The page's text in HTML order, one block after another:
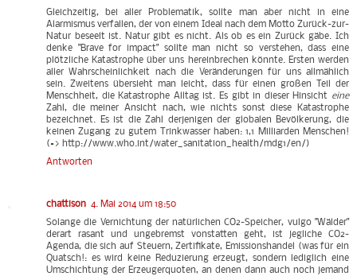
Gleichzeitig, bei aller Problematik, sollte man aber nicht in eine
Alarmismus verfallen, der von einem Ideal nach dem Motto Zurück-zur-
Natur beseelt ist. Natur gibt es nicht. Als ob es ein Zurück gäbe. Ich
denke "Brave for impact" sollte man nicht so verstehen, dass eine
plötzliche Katastrophe über uns hereinbrechen könnte. Ersten werden
aller Wahrscheinlichkeit nach die Veränderungen für uns allmählich
sein. Zweitens übersieht man leicht, dass für einen großen Teil der
Menschheit, die Katastrophe Alltag ist. Es gibt in dieser Hinsicht eine
Zahl, die meiner Ansicht nach, wie nichts sonst diese Katastrophe
bezeichnet. Es ist die Zahl derjenigen der globalen Bevölkerung, die
keinen Zugang zu gutem Trinkwasser haben: 1,1 Milliarden Menschen!
(=> http://www.who.int/water_sanitation_health/mdg1/en/)
Antworten
chattison 4. Mai 2014 um 18:50
Solange die Vernichtung der natürlichen CO2-Speicher, vulgo "Wälder"
derart rasant und ungebremst vonstatten geht, ist jegliche CO2-
Agenda, die sich auf Steuern, Zertifikate, Emissionshandel (was für ein
Quatsch!: es wird keine Reduzierung erzeugt, sondern lediglich eine
Umschichtung der Erzeugerquoten, an denen dann auch noch jemand